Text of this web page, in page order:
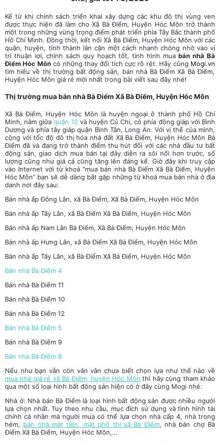
Kể từ khi chính sách triển khai xây dựng các khu đô thị vùng ven
được thực hiện đã làm cho Xã Bà Điểm, Huyện Hóc Môn trở thành
một trong những vùng trọng điểm phát triển phía Tây Bắc thành phố
Hồ Chí Minh. Đồng thời, kết nối Xã Bà Điểm, Huyện Hóc Môn với các
quận, huyện, tỉnh thành lân cận một cách nhanh chóng nhờ vào vị
trí thuận lợi, chính sách quy hoạch tốt, tình hình muabán nhà Bà
Điểm Hóc Môncó những thay đổi tích cực rõ rệt. Hãy cũng Mogi.vn
tìm hiểu về thị trường bất động sản, bán nhà Bà Điểm Xã Bà Điểm,
Huyện Hóc Môn giá rẻ mới nhất trong bài viết sau đây nhé!
Thị trường mua bán nhà Bà Điểm Xã Bà Điểm, Huyện Hóc Môn
Xã Bà Điểm, Huyện Hóc Môn là huyện ngoại ô thành phố Hồ Chí
Minh, nằm giữaquận 12 và huyện Củ Chi, có phía đông giáp với Bình
Dương và phía tây giáp quận Bình Tân, Long An. Với vị thế của mình,
cộng với tốc độ đô thị hóa nhà đất Xã Bà Điểm, Huyện Hóc Môn Bà
Điểm đã và đang trở thành điểm thu hút đối với các nhà đầu tư bất
động sản, giao dịch mua bán tại đây diễn ra sôi nổi hơn trước, số
lượng cũng như giá cả cũng tăng lên đáng kể. Giờ đây khi truy cập
vào Internet với từ khoá “mua bán nhà Bà Điểm Xã Bà Điểm, Huyện
Hóc Môn” bạn sẽ dễ dàng bắt gặp những từ khoá mua bán nhà ở địa
danh nơi đây sau:
Bán nhà ấp Đông Lân, xã Bà Điểm, Xã Bà Điểm, Huyện Hóc Môn
Bán nhà ấp Tây Lân, xã Bà Điểm Xã Bà Điểm, Huyện Hóc Môn
Bán nhà ấp Nam Lân Bà Điểm, Xã Bà Điểm, Huyện Hóc Môn
Bán nhà ấp Hưng Lân, xã Bà Điểm Xã Bà Điểm, Huyện Hóc Môn
Bán nhà ấp Tây Lân, xã Bà Điểm Xã Bà Điểm, Huyện Hóc Môn
Bán nhà Bà Điểm 4
Bán nhà Bà Điểm 11
Bán nhà Bà Điểm 10
Bán nhà Bà Điểm 12
Bán nhà Bà Điểm 5
Bán nhà Bà Điểm 9
Bán nhà Bà Điểm 8
Nếu như bạn vẫn còn vân vân chưa biết chọn lựa như thế nào về
mua nhà giá rẻ xã Bà Điểm, huyện Hóc Môn thì hãy cùng tham khảo
qua một số loại hình bất động sản hiện có ở đây cùng Mogi nhé:
Nhà ở: Nhà bán Bà Điểmlà loại hình bất động sản được nhiều người
lựa chọn nhất. Tuy theo nhu cầu, mục đích sử dụng và tình hình tài
chính cá nhân mà người mua có thể lựa chọn nhà cấp 4, nhà trong
hẻm, bán nhà mặt tiền, mặt phố thị xã Bà Điểm, nhà bán chợ Bà
Điểm Xã Bà Điểm, Huyện Hóc Môn,…